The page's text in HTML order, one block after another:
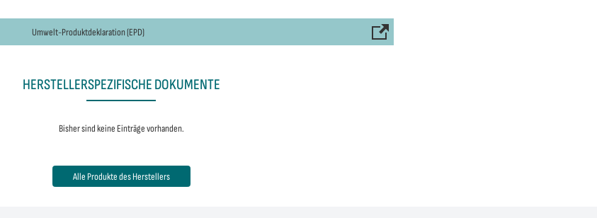
Umwelt-Produktdeklaration (EPD)
HERSTELLERSPEZIFISCHE DOKUMENTE
Bisher sind keine Einträge vorhanden.
Alle Produkte des Herstellers